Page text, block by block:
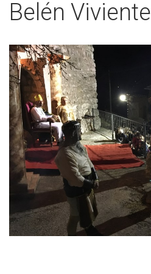
Belén Viviente